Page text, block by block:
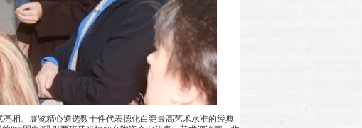
相。展览精心遴选数十件代表德化白瓷最高艺术水准的经典